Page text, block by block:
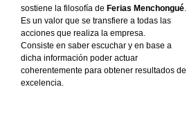
sostiene la filosofía de Ferias Menchongué.
Es un valor que se transfiere a todas las
acciones que realiza la empresa.
Consiste en saber escuchar y en base a
dicha información poder actuar
coherentemente para obtener resultados de
excelencia.